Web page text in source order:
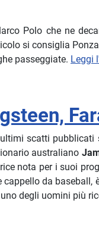
Polo che ne
si consiglia
passeggiate. Leggi
scatti pubblicati
australiano
nota per i suoi
da baseball,
uno degli uomini più